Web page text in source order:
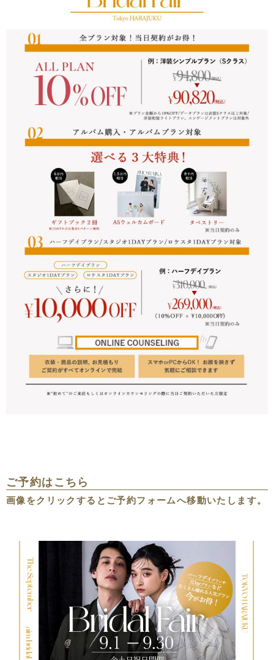
ご予約はこちら
画像をクリックするとご予約フォームへ移動いたします。